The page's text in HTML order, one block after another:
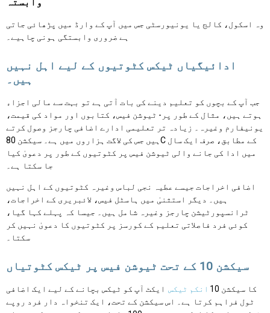
وہ اسکول، کالج یا یونیورسٹی جس میں آپ کے وارڈ میں پڑھائی جاتی
ہے ضروری وابستگی ہونی چاہیے۔
ادائیگیاں ٹیکس کٹوتیوں کے لیے اہل نہیں
ہیں۔
جب آپ کے بچوں کو تعلیم دینے کی بات آتی ہے تو بہت سے مالی اجزاء
ہوتے ہیں، مثال کے طور پر- ٹیوشن فیس، کتابوں اور مواد کی قیمت،
یونیفارم وغیرہ۔ زیادہ تر تعلیمی ادارے اضافی چارجز وصول کرتے
ہیں جس کی لاگت ہزاروں میں ہے۔ سیکشن 80C کے مطابق، صرف ایک سال
میں ادا کی جانے والی ٹیوشن فیس پر کٹوتیوں کے طور پر دعویٰ کیا
جا سکتا ہے۔
اضافی اخراجات جیسے عطیہ نجی لباس وغیرہ کٹوتیوں کے اہل نہیں
ہیں۔ دیگر استثنیٰ میں ہاسٹل فیس، لائبریری کے اخراجات،
ٹرانسپورٹیشن چارجز وغیرہ شامل ہیں۔ جیسا کہ پہلے کہا گیا،
کوئی فرد فاصلاتی تعلیم کے کورسز پر کٹوتیوں کا دعویٰ نہیں کر
سکتا۔
سیکشن 10 کے تحت ٹیوشن فیس پر ٹیکس کٹوتیاں
کا سیکشن 10 انکم ٹیکس ایکٹ آپ کو ٹیکس بچانے کے لیے ایک اضافی
ٹول فراہم کرتا ہے۔ اس سیکشن کے تحت، ایک تنخواہ دار فرد روپے